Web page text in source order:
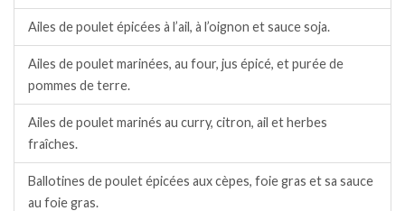
Ailes de poulet épicées à l’ail, à l’oignon et sauce soja.
Ailes de poulet marinées, au four, jus épicé, et purée de
pommes de terre.
Ailes de poulet marinés au curry, citron, ail et herbes
fraîches.
Ballotines de poulet épicées aux cèpes, foie gras et sa sauce
au foie gras.